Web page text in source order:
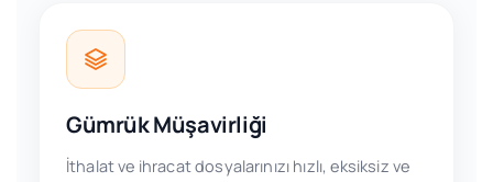
Gümrük Müşavirliği
İthalat ve ihracat dosyalarınızı hızlı, eksiksiz ve